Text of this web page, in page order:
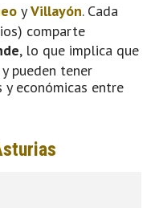
yVillayón. Cada
comparte
, lo que implica que
pueden tener
económicas entre